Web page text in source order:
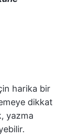
harika bir
dikkat
yazma